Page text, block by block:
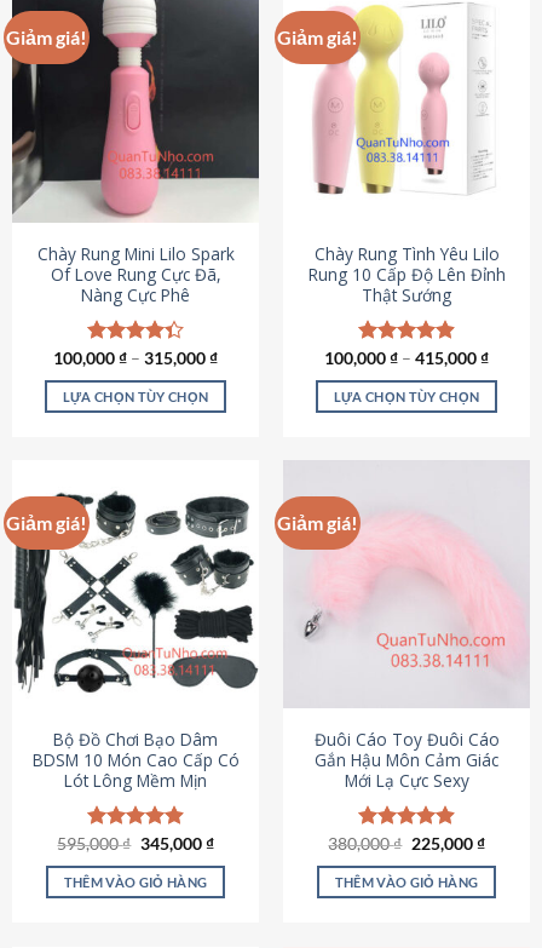
nhiều
biến
thể.
Các
chọn
thể
chọn
trên
trang
sản
phẩm
Giảm giá!
Chày Rung Mini Lilo Spark
Of Love Rung Cực Đã,
Nàng Cực Phê
Được xếp
hạng4.33
5 sao
100,000₫ – 315,000₫
LỰA CHỌN TÙY CHỌN
có
nhiều
biến
thể.
Các
tùy
chọn
có
chọn
trên
trang
sản
phẩm
Giảm giá!
Chày Rung Tình Yêu Lilo
Rung 10 Cấp Độ Lên Đỉnh
Thật Sướng
Được xếp
hạng4.94
5 sao
100,000₫ – 415,000₫
LỰA CHỌN TÙY CHỌN
biến
thể.
chọn
chọn
trên
trang
sản
phẩm
Giảm giá!
Bộ Đồ Chơi Bạo Dâm
BDSM 10 Món Cao Cấp Có
Lót Lông Mềm Mịn
Được xếp
hạng4.88
5 sao
595,000₫ Giá
là:
595,000 ₫.
345,000₫Giá
tại
THÊM VÀO GIỎ HÀNG
Giảm giá!
Đuôi Cáo Toy Đuôi Cáo
Gắn Hậu Môn Cảm Giác
Mới Lạ Cực Sexy
Được xếp
hạng4.88
5 sao
380,000₫ Giá
là:
380,000 ₫.
225,000₫Giá
tại
THÊM VÀO GIỎ HÀNG